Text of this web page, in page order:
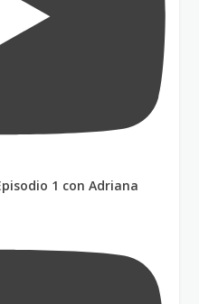
1 con Adriana